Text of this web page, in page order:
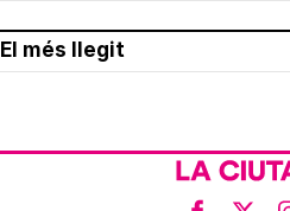
El més llegit